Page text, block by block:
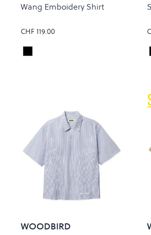
Wang Emboidery Shirt
CHF 119.00
Colour
Black
WOODBIRD